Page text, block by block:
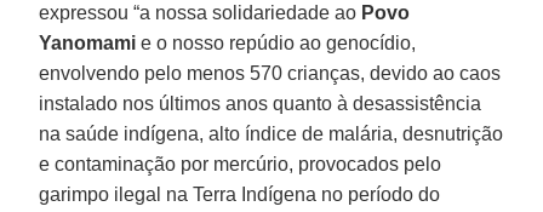
expressou “a nossa solidariedade ao Povo
Yanomami e o nosso repúdio ao genocídio,
envolvendo pelo menos 570 crianças, devido ao caos
instalado nos últimos anos quanto à desassistência
na saúde indígena, alto índice de malária, desnutrição
e contaminação por mercúrio, provocados pelo
garimpo ilegal na Terra Indígena no período do